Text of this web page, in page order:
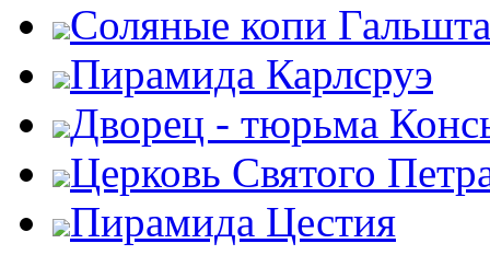
Соляные копи
Пирамида Карлсруэ
Дворец - тюрьма
Церковь Святого
Пирамида Цестия